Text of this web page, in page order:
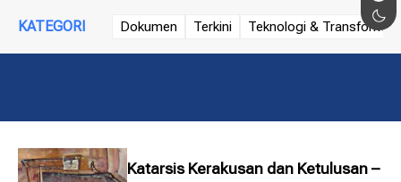
KATEGORI Dokumen Terkini Teknologi &
Katarsis Kerakusan dan Ketulusan –